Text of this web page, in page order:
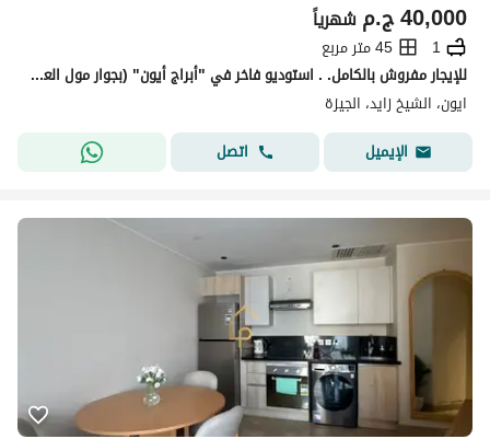
ج.م40,000 شهرياً
1
45 متر مربع
للإيجار مفروش بالكامل. . استوديو فاخر في "أبراج أيون" (بجوار مول العرب مباشرة)
ايون، الشيخ زايد، الجيزة
الإيميل
اتصل